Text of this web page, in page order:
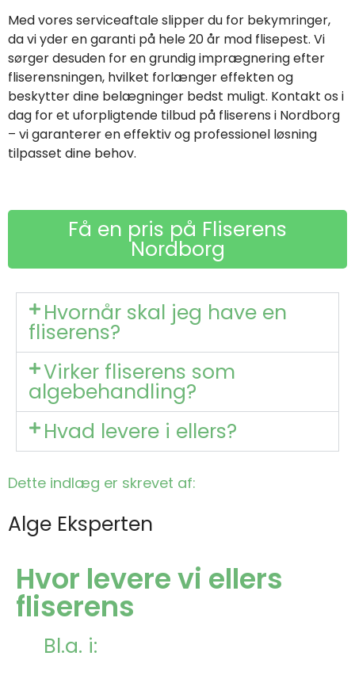
Med vores serviceaftale slipper du for bekymringer,
da vi yder en garanti på hele 20 år mod flisepest. Vi
sørger desuden for en grundig imprægnering efter
fliserensningen, hvilket forlænger effekten og
beskytter dine belægninger bedst muligt. Kontakt os i
dag for et uforpligtende tilbud på fliserens i Nordborg
– vi garanterer en effektiv og professionel løsning
tilpasset dine behov.
Få en pris på Fliserens
Nordborg
Hvornår skal jeg have en
fliserens?
Virker fliserens som
algebehandling?
Hvad levere i ellers?
Dette indlæg er skrevet af:
Alge Eksperten
Hvor levere vi ellers
fliserens
Bl.a. i: